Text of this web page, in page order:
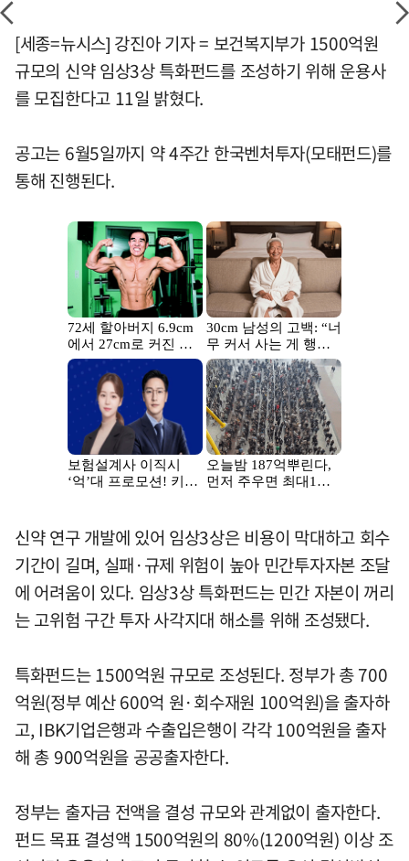
[세종=뉴시스] 강진아 기자 = 보건복지부가 1500억원
규모의 신약 임상3상 특화펀드를 조성하기 위해 운용사
를 모집한다고 11일 밝혔다.
공고는 6월5일까지 약 4주간 한국벤처투자(모태펀드)를
통해 진행된다.
신약 연구 개발에 있어 임상3상은 비용이 막대하고 회수
기간이 길며, 실패·규제 위험이 높아 민간투자자본 조달
에 어려움이 있다. 임상3상 특화펀드는 민간 자본이 꺼리
는 고위험 구간 투자 사각지대 해소를 위해 조성됐다.
특화펀드는 1500억원 규모로 조성된다. 정부가 총 700
억원(정부 예산 600억 원·회수재원 100억원)을 출자하
고, IBK기업은행과 수출입은행이 각각 100억원을 출자
해 총 900억원을 공공출자한다.
정부는 출자금 전액을 결성 규모와 관계없이 출자한다.
펀드 목표 결성액 1500억원의 80%(1200억원) 이상 조